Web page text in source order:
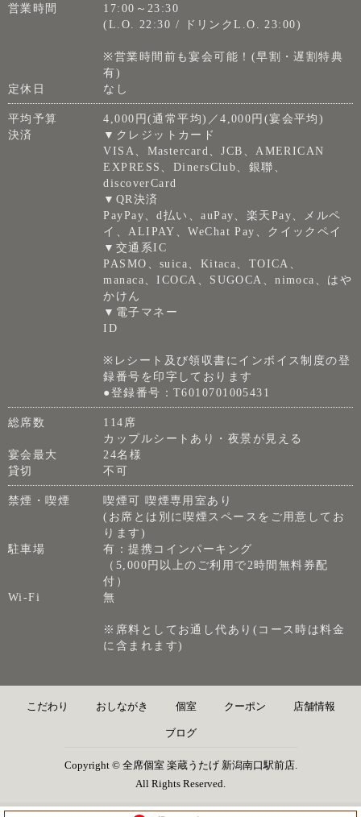
営業時間
17:00～23:30
(L.O. 22:30 / ドリンクL.O. 23:00)
※営業時間前も宴会可能！(早割・遅割特典
有)
定休日
なし
平均予算
4,000円(通常平均)／4,000円(宴会平均)
決済
▼クレジットカード
VISA、Mastercard、JCB、AMERICAN
EXPRESS、DinersClub、銀聯、
discoverCard
▼QR決済
PayPay、d払い、auPay、楽天Pay、メルペ
イ、ALIPAY、WeChat Pay、クイックペイ
▼交通系IC
PASMO、suica、Kitaca、TOICA、
manaca、ICOCA、SUGOCA、nimoca、はや
かけん
▼電子マネー
ID
※レシート及び領収書にインボイス制度の登
録番号を印字しております
●登録番号：T6010701005431
総席数
114席
カップルシートあり・夜景が見える
宴会最大
24名様
貸切
不可
禁煙・喫煙
喫煙可 喫煙専用室あり
(お席とは別に喫煙スペースをご用意してお
ります)
駐車場
有：提携コインパーキング
（5,000円以上のご利用で2時間無料券配
付）
Wi-Fi
無
※席料としてお通し代あり(コース時は料金
に含まれます)
こだわり おしながき 個室 クーポン 店舗情報
ブログ
Copyright © 全席個室 楽蔵うたげ 新潟南口駅前店.
All Rights Reserved.